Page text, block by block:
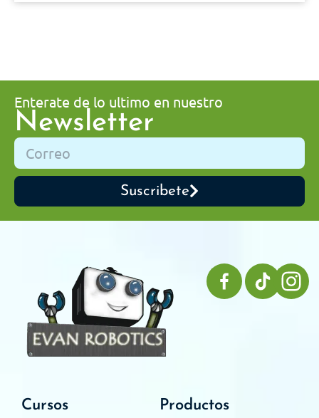
Enterate de lo ultimo en nuestro
Newsletter
Suscribete
Cursos Productos